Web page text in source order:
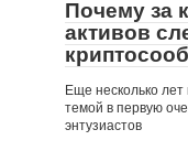
Почему за
активов
Еще несколько
темой в первую
энтузиастов